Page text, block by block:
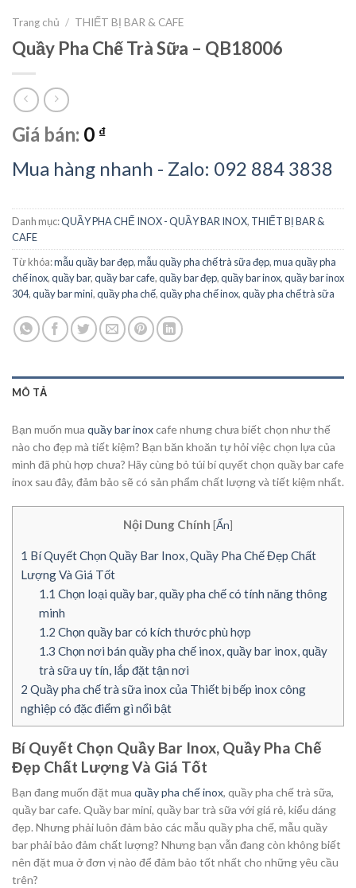
Trang chủ / THIẾT BỊ BAR & CAFE
Quầy Pha Chế Trà Sữa – QB18006
Giá bán: 0 ₫
Mua hàng nhanh - Zalo: 092 884 3838
Danh mục:QUẦY PHA CHẾ INOX - QUẦY BAR INOX, THIẾT BỊ BAR &
CAFE
Từ khóa:mẫu quầy bar đẹp,mẫu quầy pha chế trà sữa đẹp,mua quầy pha
chế inox,quầy bar,quầy bar cafe,quầy bar đẹp,quầy bar inox,quầy bar inox
304,quầy bar mini,quầy pha chế,quầy pha chế inox,quầy pha chế trà sữa
MÔ TẢ
Bạn muốn mua quầy bar inoxcafe nhưng chưa biết chọn như thế
nào cho đẹp mà tiết kiệm? Bạn băn khoăn tự hỏi việc chọn lựa của
mình đã phù hợp chưa? Hãy cùng bỏ túi bí quyết chọn quầy bar cafe
inox sau đây, đảm bảo sẽ có sản phẩm chất lượng và tiết kiệm nhất.
Nội Dung Chính [Ẩn]
1 Bí Quyết Chọn Quầy Bar Inox, Quầy Pha Chế Đẹp Chất
Lượng Và Giá Tốt
1.1 Chọn loại quầy bar, quầy pha chế có tính năng thông
minh
1.2 Chọn quầy bar có kích thước phù hợp
1.3 Chọn nơi bán quầy pha chế inox, quầy bar inox, quầy
trà sữa uy tín, lắp đặt tận nơi
2 Quầy pha chế trà sữa inox của Thiết bị bếp inox công
nghiệp có đặc điểm gì nổi bật
Bí Quyết Chọn Quầy Bar Inox, Quầy Pha Chế
Đẹp Chất Lượng Và Giá Tốt
Bạn đang muốn đặt mua quầy pha chế inox, quầy pha chế trà sữa,
quầy bar cafe. Quầy bar mini, quầy bar trà sữa với giá rẻ, kiểu dáng
đẹp. Nhưng phải luôn đảm bảo các mẫu quầy pha chế, mẫu quầy
bar phải bảo đảm chất lượng? Nhưng bạn vẫn đang còn không biết
nên đặt mua ở đơn vị nào để đảm bảo tốt nhất cho những yêu cầu
trên?